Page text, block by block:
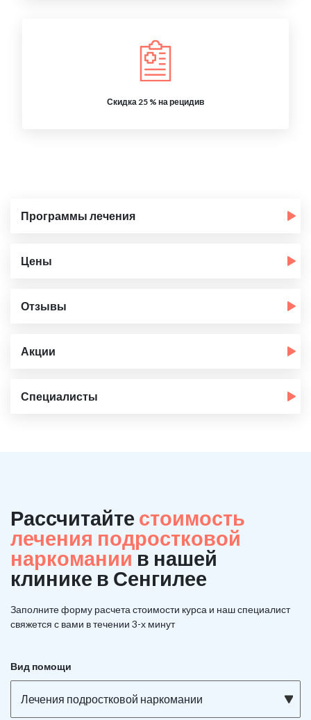
Скидка 25 % на рецидив
Программы лечения
Цены
Отзывы
Акции
Специалисты
Рассчитайте стоимость
лечения подростковой
наркоманиив нашей
клинике в Сенгилее
Заполните форму расчета стоимости курса и наш специалист
свяжется с вами в течении 3-х минут
Вид помощи
Лечения подростковой наркомании